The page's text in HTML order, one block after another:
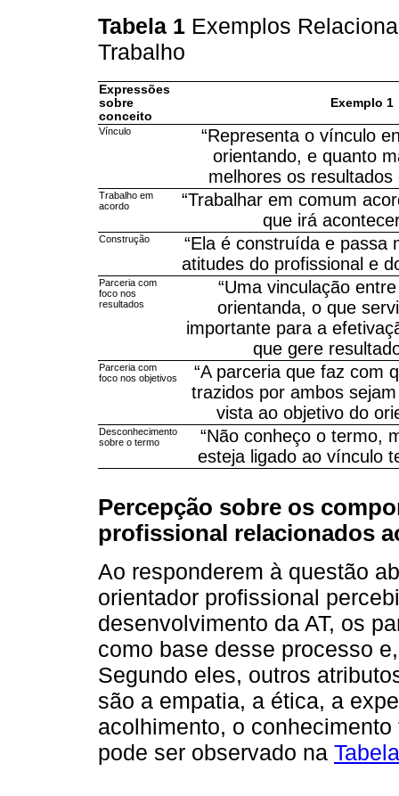
Tabela 1 Exemplos
Trabalho
Expressões
sobre
conceito
Exemplo 1
Vínculo
“Representa o vínculo
orientando, e quanto
melhores os resultados
Trabalho em
acordo
“Trabalhar em comum
que irá
Construção
“Ela é construída e passa
atitudes do profissional e
Parceria com
foco nos
resultados
“Uma vinculação
orientanda, o que
importante para a
que gere
Parceria com
foco nos objetivos
“A parceria que faz com
trazidos por ambos
vista ao objetivo do
Desconhecimento
sobre o termo
“Não conheço o termo,
esteja ligado ao vínculo
Percepção sobre os
profissional relacionados
Ao responderem à questão
orientador profissional
desenvolvimento da AT, os
como base desse processo
Segundo eles, outros
são a empatia, a ética, a
acolhimento, o
pode ser observado na